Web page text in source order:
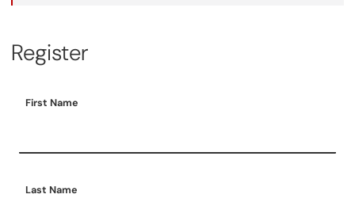
Register
First Name
Last Name